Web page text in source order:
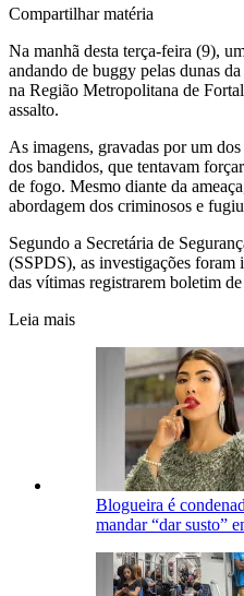
Compartilhar matéria
Na manhã desta terça-feira (9),
andando de buggy pelas dunas
na Região Metropolitana de
assalto.
As imagens, gravadas por um
dos bandidos, que tentavam
de fogo. Mesmo diante da
abordagem dos criminosos e
Segundo a Secretária de
(SSPDS), as investigações foram
das vítimas registrarem boletim
Leia mais
Blogueira é
mandar “dar susto”